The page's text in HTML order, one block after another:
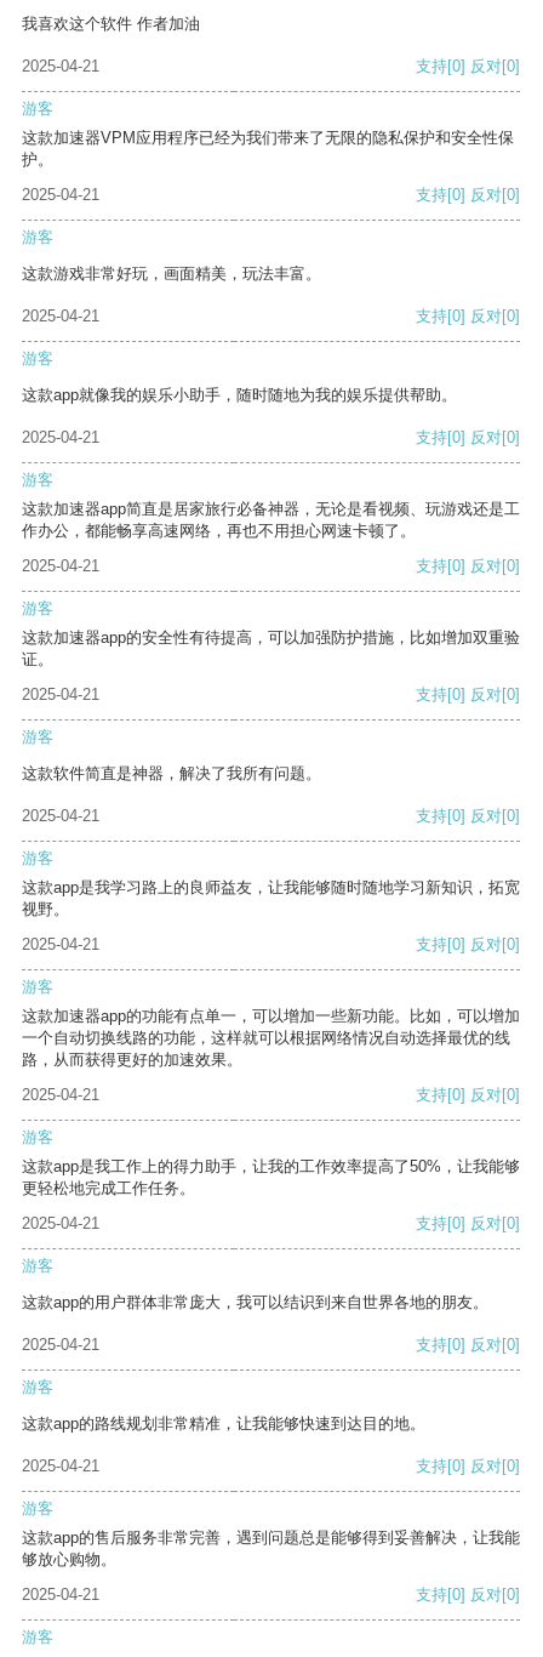
我喜欢这个软件 作者加油
2025-04-21 支持[0] 反对[0]
游客
这款加速器VPM应用程序已经为我们带来了无限的隐私保护和安全性保
护。
2025-04-21
支持[0] 反对[0]
游客
这款游戏非常好玩，画面精美，玩法丰富。
2025-04-21 支持[0] 反对[0]
游客
这款app就像我的娱乐小助手，随时随地为我的娱乐提供帮助。
2025-04-21 支持[0] 反对[0]
游客
这款加速器app简直是居家旅行必备神器，无论是看视频、玩游戏还是工
作办公，都能畅享高速网络，再也不用担心网速卡顿了。
2025-04-21
支持[0] 反对[0]
游客
这款加速器app的安全性有待提高，可以加强防护措施，比如增加双重验
证。
2025-04-21
支持[0] 反对[0]
游客
这款软件简直是神器，解决了我所有问题。
2025-04-21 支持[0] 反对[0]
游客
这款app是我学习路上的良师益友，让我能够随时随地学习新知识，拓宽
视野。
2025-04-21
支持[0] 反对[0]
游客
这款加速器app的功能有点单一，可以增加一些新功能。比如，可以增加
一个自动切换线路的功能，这样就可以根据网络情况自动选择最优的线
路，从而获得更好的加速效果。
2025-04-21
支持[0] 反对[0]
游客
这款app是我工作上的得力助手，让我的工作效率提高了50%，让我能够
更轻松地完成工作任务。
2025-04-21
支持[0] 反对[0]
游客
这款app的用户群体非常庞大，我可以结识到来自世界各地的朋友。
2025-04-21 支持[0] 反对[0]
游客
这款app的路线规划非常精准，让我能够快速到达目的地。
2025-04-21 支持[0] 反对[0]
游客
这款app的售后服务非常完善，遇到问题总是能够得到妥善解决，让我能
够放心购物。
2025-04-21
支持[0] 反对[0]
游客